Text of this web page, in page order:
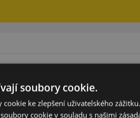
Model
soubory cookie.
ke zlepšení uživatelského
cookie v souladu s našimi